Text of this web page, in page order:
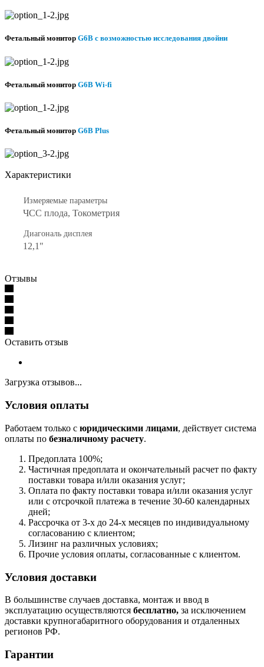
Фетальный монитор G6B с возможностью исследования двойни
Фетальный монитор G6B Wi-fi
Фетальный монитор G6B Plus
Характеристики
Измеряемые параметры
ЧСС плода, Токометрия
Диагональ дисплея
12,1"
Отзывы
Оставить отзыв
Загрузка отзывов...
Условия оплаты
Работаем только с юридическими лицами, действует система
оплаты по безналичному расчету.
Предоплата 100%;
Частичная предоплата и окончательный расчет по факту
поставки товара и/или оказания услуг;
Оплата по факту поставки товара и/или оказания услуг
или с отсрочкой платежа в течение 30-60 календарных
дней;
Рассрочка от 3-х до 24-х месяцев по индивидуальному
согласованию с клиентом;
Лизинг на различных условиях;
Прочие условия оплаты, согласованные с клиентом.
Условия доставки
В большинстве случаев доставка, монтаж и ввод в
эксплуатацию осуществляются бесплатно, за исключением
доставки крупногабаритного оборудования и отдаленных
регионов РФ.
Гарантии